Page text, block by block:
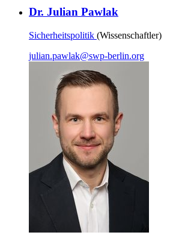
Dr. Julian Pawlak
Sicherheitspolitik (Wissenschaftler)
julian.pawlak@swp-berlin.org